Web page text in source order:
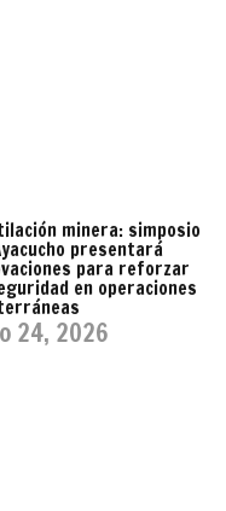
minera: simposio
presentará
para reforzar
en operaciones
24, 2026